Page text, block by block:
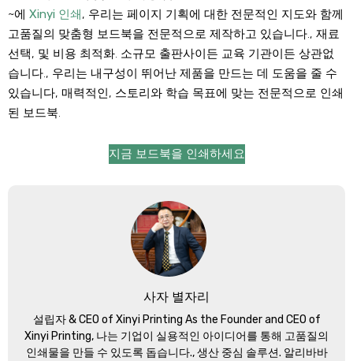
~에 Xinyi 인쇄 , 우리는 페이지 기획에 대한 전문적인 지도와 함께
고품질의 맞춤형 보드북을 전문적으로 제작하고 있습니다., 재료
선택, 및 비용 최적화. 소규모 출판사이든 교육 기관이든 상관없
습니다., 우리는 내구성이 뛰어난 제품을 만드는 데 도움을 줄 수
있습니다, 매력적인, 스토리와 학습 목표에 맞는 전문적으로 인쇄
된 보드북.
지금 보드북을 인쇄하세요
사자 별자리
설립자 &CEO of Xinyi Printing As the Founder and CEO of
Xinyi Printing, 나는 기업이 실용적인 아이디어를 통해 고품질의
인쇄물을 만들 수 있도록 돕습니다., 생산 중심 솔루션. 알리바바